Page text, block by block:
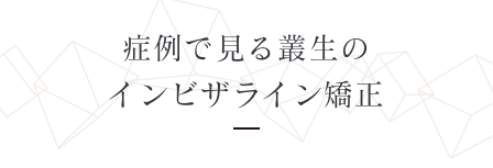
症例で見る叢生の
インビザライン矯正